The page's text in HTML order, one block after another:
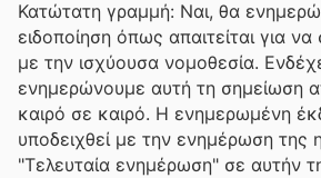
Κατώτατη γραμμή: Ναι, θα
ειδοποίηση όπως απαιτείται για
με την ισχύουσα νομοθεσία.
ενημερώνουμε αυτή τη σημείωση
καιρό σε καιρό. Η ενημερωμένη
υποδειχθεί με την ενημέρωση της
"Τελευταία ενημέρωση" σε αυτήν